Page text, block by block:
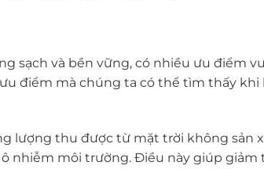
sạch và bền vững, có nhiều ưu điểm
điểm mà chúng ta có thể tìm thấy
lượng thu được từ mặt trời không sản
nhiễm môi trường. Điều này giúp giảm